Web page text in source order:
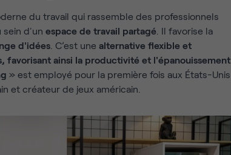
du travail qui rassemble des professionnels
sein d'un espace de travail partagé . Il favorise la
d'idées . C’est une alternative flexible et
favorisant ainsi la productivité et l'épanouissement
» est employé pour la première fois aux États-Unis
et créateur de jeux américain.